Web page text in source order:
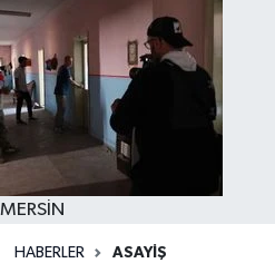
MERSİN
HABERLER ASAYİŞ